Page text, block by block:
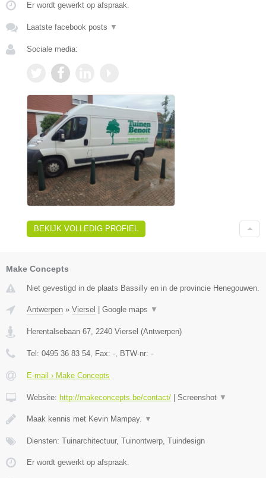
Er wordt gewerkt op afspraak.
Laatste facebook posts ▼
Sociale media:
BEKIJK VOLLEDIG PROFIEL
Make Concepts
Niet gevestigd in de plaats Bassilly en in de provincie Henegouwen.
Antwerpen » Viersel | Google maps ▼
Herentalsebaan 67 2240 Viersel (Antwerpen)
Tel: 0495 36 83 54 , Fax: - , BTW-nr: -
E-mail › Make Concepts
Website: http://makeconcepts.be/contact/ | Screenshot ▼
Maak kennis met Kevin Mampay. ▼
Diensten: Tuinarchitectuur, Tuinontwerp, Tuindesign
Er wordt gewerkt op afspraak.